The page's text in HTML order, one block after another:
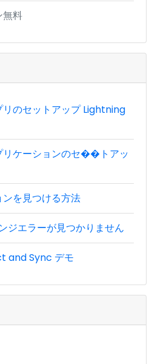
料
のセットアップ Lightning
ケーションのセ��トアッ
を見つける方法
ジエラーが見つかりません
and Sync デモ